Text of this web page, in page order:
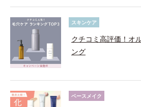
スキンケア
クチコミ高評価！オ
ング
ベースメイク